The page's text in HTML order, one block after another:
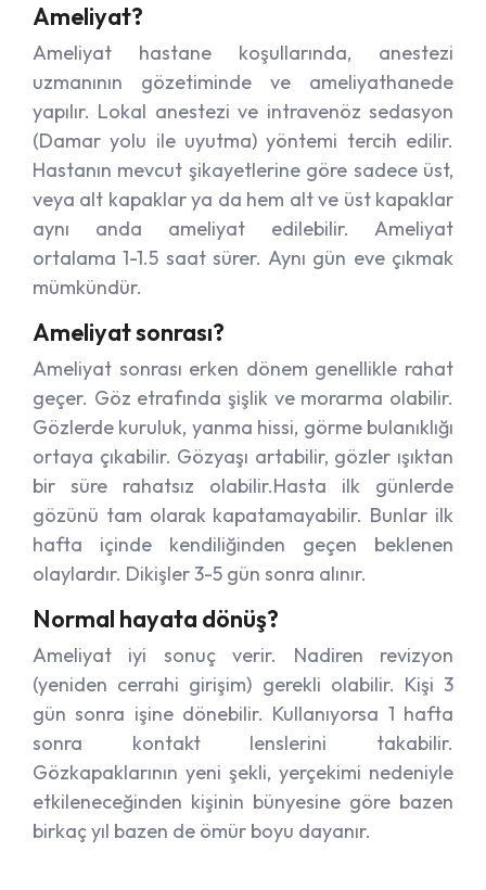
Ameliyat?
Ameliyat hastane koşullarında, anestezi
uzmanının gözetiminde ve ameliyathanede
yapılır. Lokal anestezi ve intravenöz sedasyon
(Damar yolu ile uyutma) yöntemi tercih edilir.
Hastanın mevcut şikayetlerine göre sadece üst,
veya alt kapaklar ya da hem alt ve üst kapaklar
aynı anda ameliyat edilebilir. Ameliyat
ortalama 1-1.5 saat sürer. Aynı gün eve çıkmak
mümkündür.
Ameliyat sonrası?
Ameliyat sonrası erken dönem genellikle rahat
geçer. Göz etrafında şişlik ve morarma olabilir.
Gözlerde kuruluk, yanma hissi, görme bulanıklığı
ortaya çıkabilir. Gözyaşı artabilir, gözler ışıktan
bir süre rahatsız olabilir.Hasta ilk günlerde
gözünü tam olarak kapatamayabilir. Bunlar ilk
hafta içinde kendiliğinden geçen beklenen
olaylardır. Dikişler 3-5 gün sonra alınır.
Normal hayata dönüş?
Ameliyat iyi sonuç verir. Nadiren revizyon
(yeniden cerrahi girişim) gerekli olabilir. Kişi 3
gün sonra işine dönebilir. Kullanıyorsa 1 hafta
sonra kontakt lenslerini takabilir.
Gözkapaklarının yeni şekli, yerçekimi nedeniyle
etkileneceğinden kişinin bünyesine göre bazen
birkaç yıl bazen de ömür boyu dayanır.